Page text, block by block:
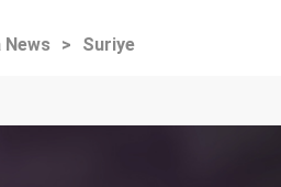
News > Suriye